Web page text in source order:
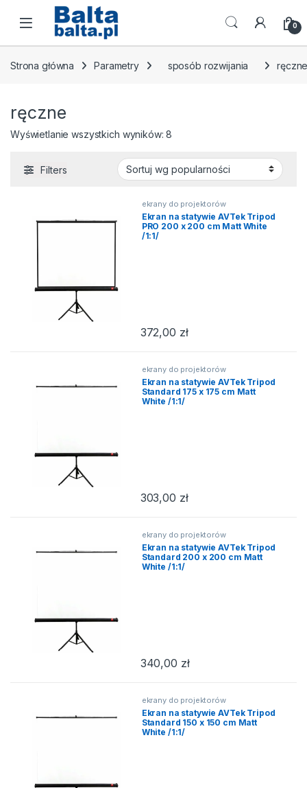
Skip to navigation
Skip to content
Open 0
Strona główna Parametry sposób rozwijania
ręczne
Wyświetlanie wszystkich wyników: 8
Filters
ekrany do projektorów
Ekran na statywie AVTek Tripod
PRO 200 x 200 cm Matt White
/1:1/
372,00 zł
ekrany do projektorów
Ekran na statywie AVTek Tripod
Standard 175 x 175 cm Matt
White /1:1/
303,00 zł
ekrany do projektorów
Ekran na statywie AVTek Tripod
Standard 200 x 200 cm Matt
White /1:1/
340,00 zł
ekrany do projektorów
Ekran na statywie AVTek Tripod
Standard 150 x 150 cm Matt
White /1:1/